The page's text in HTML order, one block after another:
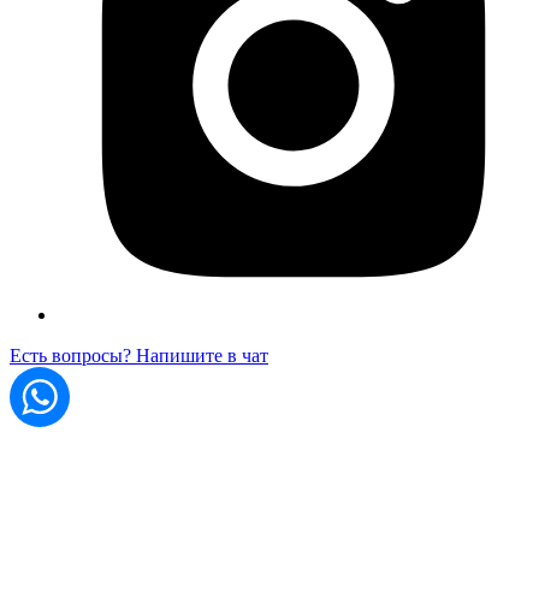
Есть вопросы? Напишите в чат